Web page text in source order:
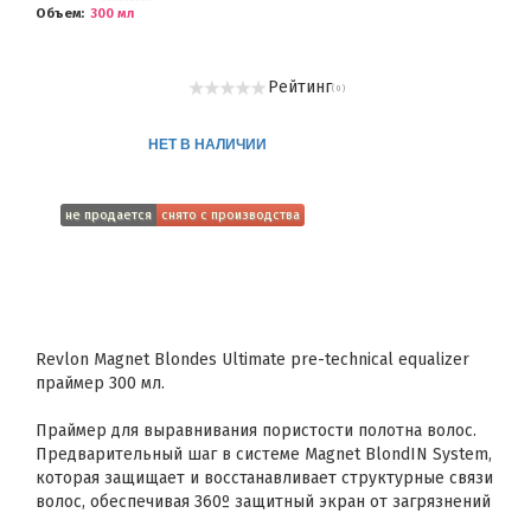
Объем
300 мл
Рейтинг( 0 )
НЕТ В НАЛИЧИИ
не продается снято с производства
Revlon Magnet Blondes Ultimate pre-technical equalizer
праймер 300 мл.
Праймер для выравнивания пористости полотна волос.
Предварительный шаг в системе Magnet BlondIN System,
которая защищает и восстанавливает структурные связи
волос, обеспечивая 360º защитный экран от загрязнений